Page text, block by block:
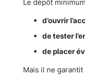
Le dépôt
d’ouvrir
de tester
de placer
Mais il ne